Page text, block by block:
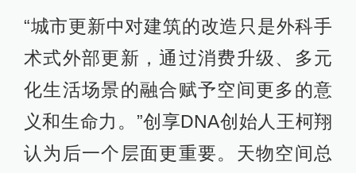
“城市更新中对建筑的改造只是外科手
术式外部更新，通过消费升级、多元
化生活场景的融合赋予空间更多的意
义和生命力。”创享DNA创始人王柯翔
认为后一个层面更重要。天物空间总